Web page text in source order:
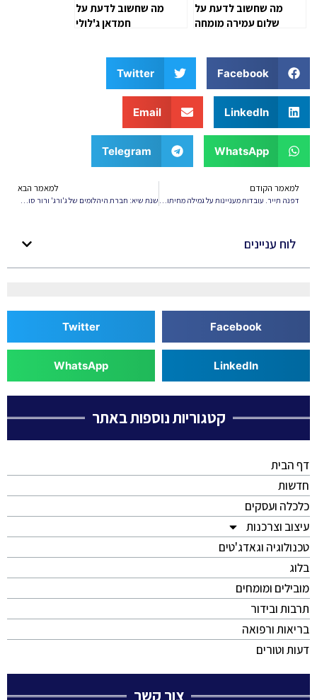
מה שחשוב לדעת על
שלום עמירה מומחה
מה שחשוב לדעת על
חמדאן ג'לולי
Facebook
Twitter
LinkedIn
Email
WhatsApp
Telegram
למאמר הקודם
דפנה תייר. עובדות מעניינות על גמילה מחיתולים
למאמר הבא
שנת שיא: חברת היהלומים של ג'ורג' ורור סוגרת 2025 עם עסקאות בהיקף 100 מיליון יורו
לוח עניינים
Facebook
Twitter
LinkedIn
WhatsApp
קטגוריות נוספות באתר
דף הבית
חדשות
כלכלה ועסקים
עיצוב וצרכנות
טכנולוגיה וגאדג'טים
בלוג
מובילים ומומחים
תרבות ובידור
בריאות ורפואה
דעות וטורים
צור קשר